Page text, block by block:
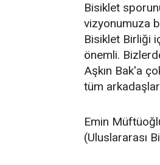
Bisiklet
vizyonumuza
Bisiklet Birliği
önemli.
Aşkın Bak'a
tüm
Emin
(Uluslararası